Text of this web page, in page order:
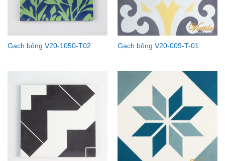
Gạch bông V20-1050-T02 Gạch bông V20-009-T-01